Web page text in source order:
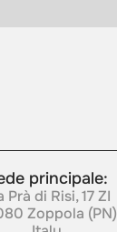
principale:
Prà di Risi, 17 ZI
Zoppola (PN)